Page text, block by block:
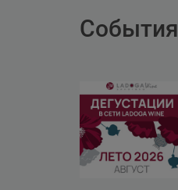
События